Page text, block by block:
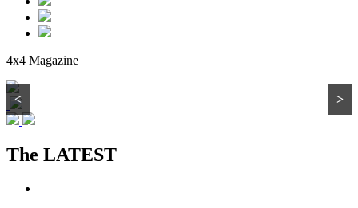
4x4 Magazine
【紹介／試走】プジョー3008
Rubber Sole：BRIDGESTONE ALENZA 001
【イベントレポート】JOAフェスティバル2017
【紹介／試走】SUBARU XV 2.0i & 1.6i
オフロード・ドライビング講座 VOL.4
パーツ最前線：DIXCEL スリットブレーキローター
<
>
The LATEST